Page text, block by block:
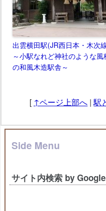
出雲横田駅(JR西日本・木次
～小駅なれど神社のような風
の和風木造駅舎～
[ ↑ページ上部へ |駅
Side Menu
サイト内検索 by Google